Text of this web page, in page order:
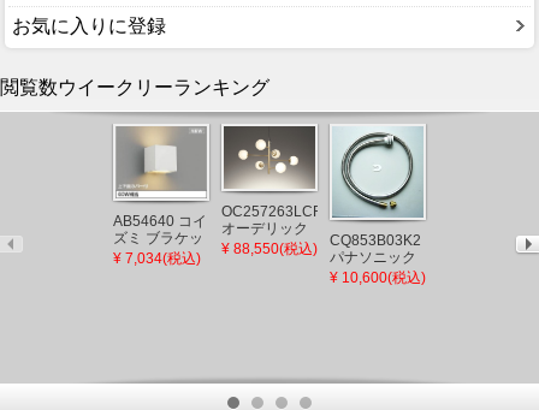
お気に入りに登録
閲覧数ウイークリーランキング
AB54640 コイ
ズミ ブラケッ
トライト LED
電球色 調光
¥ 7,034(税込)
OC257263LCR
オーデリック
シャンデリア
¥ 88,550(税込)
CQ853B03K2
パナソニック
シャワーホー
¥ 10,600(税込)